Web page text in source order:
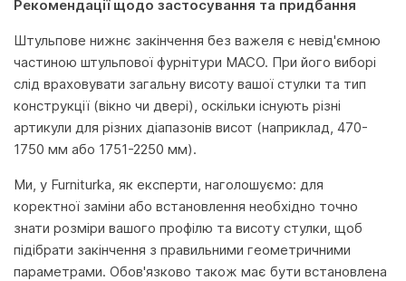
Рекомендації щодо застосування та придбання
Штульпове нижнє закінчення без важеля є невід'ємною
частиною штульпової фурнітури MACO. При його виборі
слід враховувати загальну висоту вашої стулки та тип
конструкції (вікно чи двері), оскільки існують різні
артикули для різних діапазонів висот (наприклад, 470-
1750 мм або 1751-2250 мм).
Ми, у Furniturka, як експерти, наголошуємо: для
коректної заміни або встановлення необхідно точно
знати розміри вашого профілю та висоту стулки, щоб
підібрати закінчення з правильними геометричними
параметрами. Обов'язково також має бути встановлена